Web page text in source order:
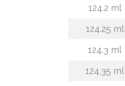
124.2 ml
124.25 ml
124.3 ml
124.35 ml